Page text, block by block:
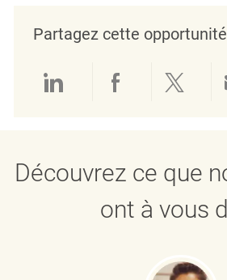
Partagez cette opportunité
Partager via LinkedIn
Partager via
Découvrez ce que
ont à vous